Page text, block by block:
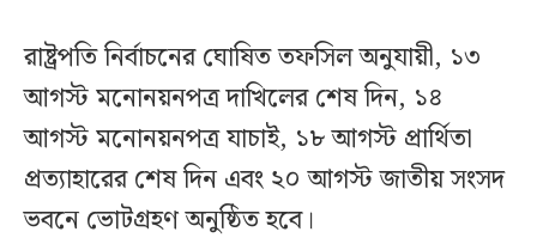
রাষ্ট্রপতি নির্বাচনের ঘোষিত তফসিল অনুযায়ী, ১৩
আগস্ট মনোনয়নপত্র দাখিলের শেষ দিন, ১৪
আগস্ট মনোনয়নপত্র যাচাই, ১৮ আগস্ট প্রার্থিতা
প্রত্যাহারের শেষ দিন এবং ২০ আগস্ট জাতীয় সংসদ
ভবনে ভোটগ্রহণ অনুষ্ঠিত হবে।